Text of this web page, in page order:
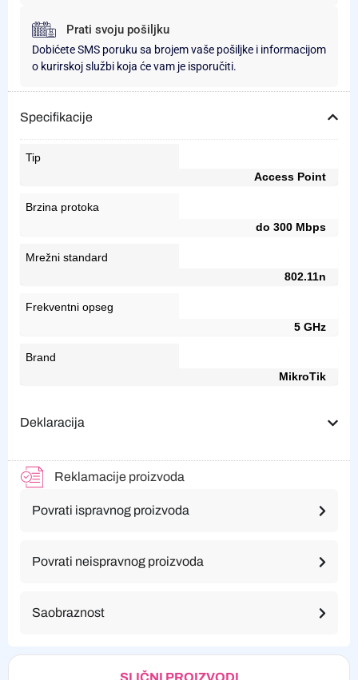
Prati svoju pošiljku
Dobićete SMS poruku sa brojem vaše pošiljke i informacijom
o kurirskoj službi koja će vam je isporučiti.
Specifikacije
Tip
Access Point
Brzina protoka
do 300 Mbps
Mrežni standard
802.11n
Frekventni opseg
5 GHz
Brand
MikroTik
Deklaracija
Reklamacije proizvoda
Povrati ispravnog proizvoda
Povrati neispravnog proizvoda
Saobraznost
SLIČNI PROIZVODI